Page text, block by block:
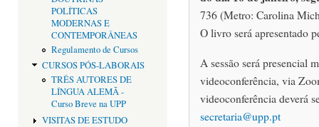
POLÍTICAS
MODERNAS E
CONTEMPORÂNEAS
Regulamento de Cursos
CURSOS PÓS-LABORAIS
TRÊS AUTORES DE
LÍNGUA ALEMÃ -
Curso Breve na UPP
VISITAS DE ESTUDO
736 (Metro: Carolina
O livro será apresentado
A sessão será presencial
videoconferência, via
videoconferência deverá
secretaria@upp.pt